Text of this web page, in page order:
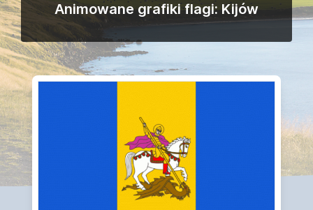
Animowane grafiki flagi: Kijów